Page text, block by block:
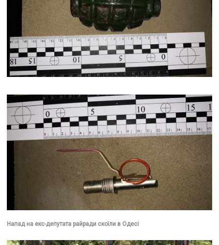
Напад на екс-депутата райради скоїли в Одесі